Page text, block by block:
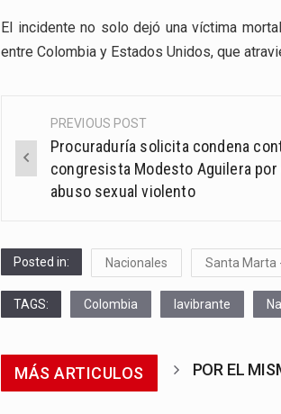
El incidente no solo dejó una víctima
entre Colombia y Estados Unidos, que
Post
navigation
PREVIOUS POST
Procuraduría solicita condena
congresista Modesto Aguilera por
abuso sexual violento
Posted in: Nacionales Santa Marta
TAGS: Colombia lavibrante
MÁS ARTICULOS POR EL